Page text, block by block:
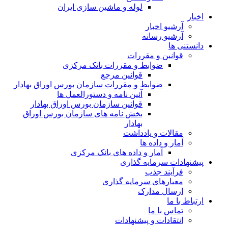
لوله و ماشین سازی ایران
اخبار
آرشیو اخبار
آرشیو رسانه
دانستنی ها
قوانین و مقررات
ضوابط و مقررات بانک مرکزی
قوانين مرجع
ضوابط و مقررات سازمان بورس اوراق بهادار
آئین نامه و دستورالعمل ها
قوانین سازمان بورس اوراق بهادار
بخش نامه های سازمان بورس اوراق
بهادار
مقالات و یادداشت
آمار و داده ها
آمار و داده های بانک مرکزی
پیشنهادات سرمایه گذاری
فرآیند جذب
معیارهای سرمایه گذاری
ارسال مدارک
ارتباط با ما
تماس با ما
انتقادات و پیشنهادات